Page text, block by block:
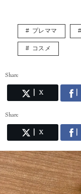
プレママ
コスメ
Share
X
Share
X